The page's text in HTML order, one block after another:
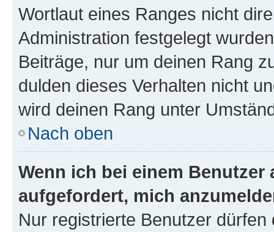
Wortlaut eines Ranges nicht
Administration festgelegt
Beiträge, nur um deinen Rang
dulden dieses Verhalten nicht
wird deinen Rang unter
Nach oben
Wenn ich bei einem
aufgefordert, mich
Nur registrierte Benutzer